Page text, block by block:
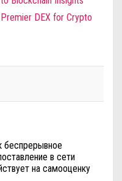
DEX for Crypto
беспрерывное
в сети
на самооценку